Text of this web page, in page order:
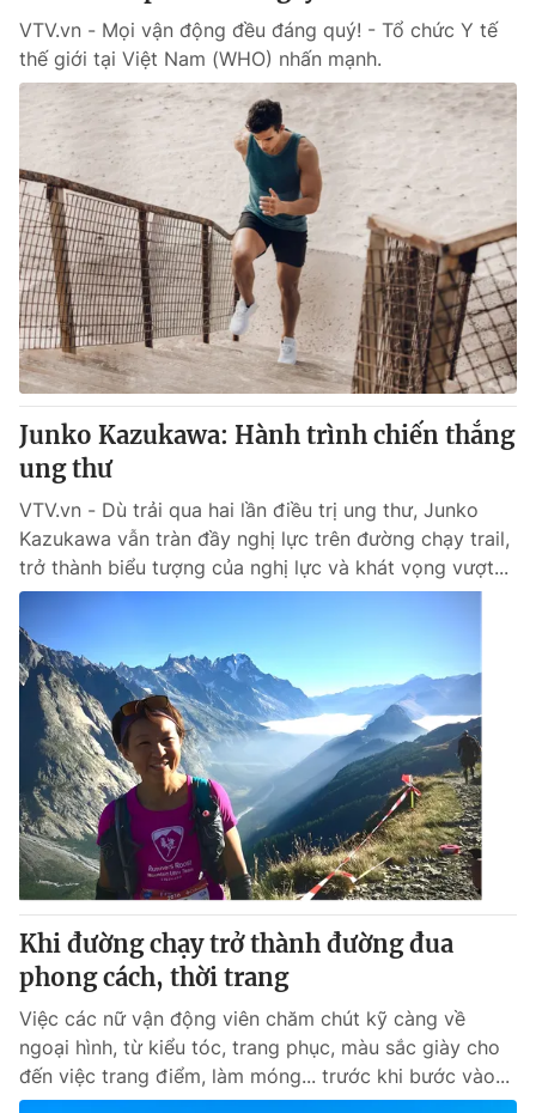
VTV.vn - Mọi vận động đều đáng quý! - Tổ chức Y tế
thế giới tại Việt Nam (WHO) nhấn mạnh.
Junko Kazukawa: Hành trình chiến thắng
ung thư
VTV.vn - Dù trải qua hai lần điều trị ung thư, Junko
Kazukawa vẫn tràn đầy nghị lực trên đường chạy trail,
trở thành biểu tượng của nghị lực và khát vọng vượt...
Khi đường chạy trở thành đường đua
phong cách, thời trang
Việc các nữ vận động viên chăm chút kỹ càng về
ngoại hình, từ kiểu tóc, trang phục, màu sắc giày cho
đến việc trang điểm, làm móng... trước khi bước vào...